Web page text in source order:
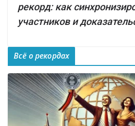
рекорд: как
участников и
Всё о рекордах